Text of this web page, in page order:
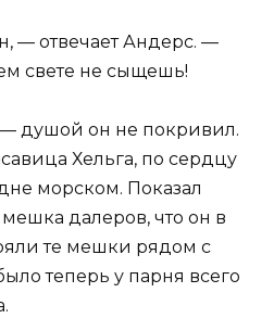
— отвечает Андерс. —
свете не сыщешь!
— душой он не покривил.
Хельга, по сердцу
морском. Показал
далеров, что он в
те мешки рядом с
теперь у парня всего